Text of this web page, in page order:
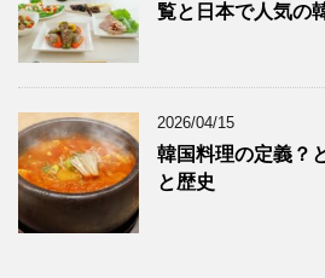
覧と日本で人気の
2026/04/15
韓国料理の定義
と歴史